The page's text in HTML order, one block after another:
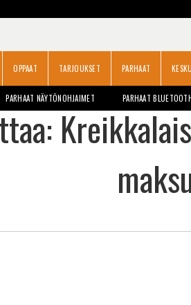
OPPAAT TARJOUKSET PARHAAT
PARHAAT NÄYTÖNOHJAIMET PARHAAT